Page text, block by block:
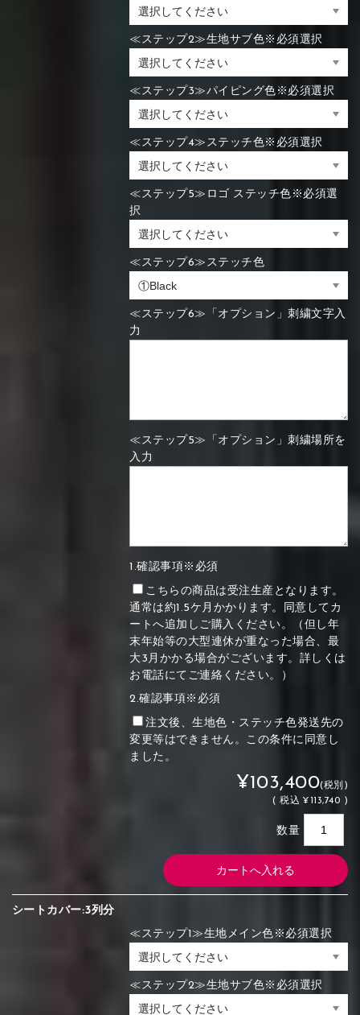
≪ステップ2≫生地サブ色※必須選択
≪ステップ3≫パイピング色※必須選択
≪ステップ4≫ステッチ色※必須選択
≪ステップ5≫ロゴ ステッチ色※必須選
択
≪ステップ6≫ステッチ色
≪ステップ6≫「オプション」刺繍文字入
力
≪ステップ5≫「オプション」刺繍場所を
入力
1.確認事項※必須
こちらの商品は受注生産となります。
通常は約1.5ケ月かかります。同意してカ
ートへ追加しご購入ください。（但し年
末年始等の大型連休が重なった場合、最
大3月かかる場合がございます。詳しくは
お電話にてご連絡ください。）
2.確認事項※必須
注文後、生地色・ステッチ色発送先の
変更等はできません。この条件に同意し
ました。
¥103,400(税別)
(税込 ¥113,740 )
数量
シートカバー:3列分
≪ステップ1≫生地メイン色※必須選択
≪ステップ2≫生地サブ色※必須選択